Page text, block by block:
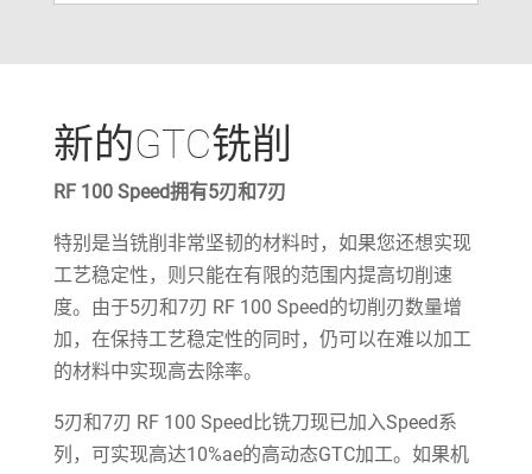
新的GTC铣削
RF 100 Speed拥有5刃和7刃
特别是当铣削非常坚韧的材料时，如果您还想实现
工艺稳定性，则只能在有限的范围内提高切削速
度。由于5刃和7刃 RF 100 Speed的切削刃数量增
加，在保持工艺稳定性的同时，仍可以在难以加工
的材料中实现高去除率。
5刃和7刃 RF 100 Speed比铣刀现已加入Speed系
列，可实现高达10%ae的高动态GTC加工。如果机